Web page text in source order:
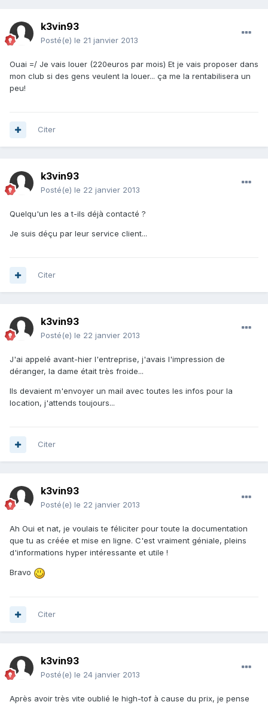
k3vin93
Posté(e) le 21 janvier 2013
Ouai =/ Je vais louer (220euros par mois) Et je vais proposer dans
mon club si des gens veulent la louer... ça me la rentabilisera un
peu!
Citer
k3vin93
Posté(e) le 22 janvier 2013
Quelqu'un les a t-ils déjà contacté ?
Je suis déçu par leur service client...
Citer
k3vin93
Posté(e) le 22 janvier 2013
J'ai appelé avant-hier l'entreprise, j'avais l'impression de
déranger, la dame était très froide...
Ils devaient m'envoyer un mail avec toutes les infos pour la
location, j'attends toujours...
Citer
k3vin93
Posté(e) le 22 janvier 2013
Ah Oui et nat, je voulais te féliciter pour toute la documentation
que tu as créée et mise en ligne. C'est vraiment géniale, pleins
d'informations hyper intéressante et utile !
Bravo
Citer
k3vin93
Posté(e) le 24 janvier 2013
Après avoir très vite oublié le high-tof à cause du prix, je pense